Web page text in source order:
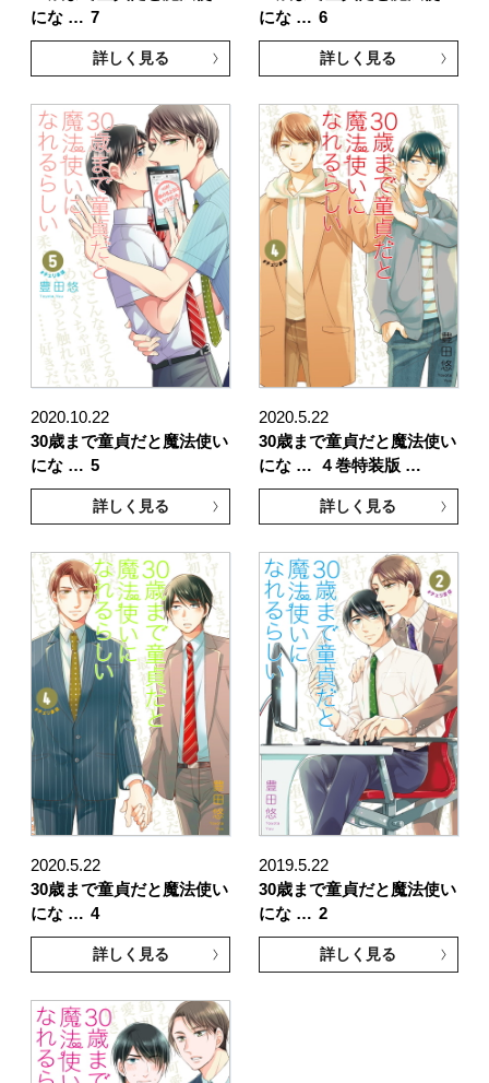
にな … 7
詳しく見る
にな … 6
詳しく見る
2020.10.22
30歳まで童貞だと魔法使い
にな … 5
詳しく見る
2020.5.22
30歳まで童貞だと魔法使い
にな …
４巻特装版 …
詳しく見る
2020.5.22
30歳まで童貞だと魔法使い
にな … 4
詳しく見る
2019.5.22
30歳まで童貞だと魔法使い
にな … 2
詳しく見る